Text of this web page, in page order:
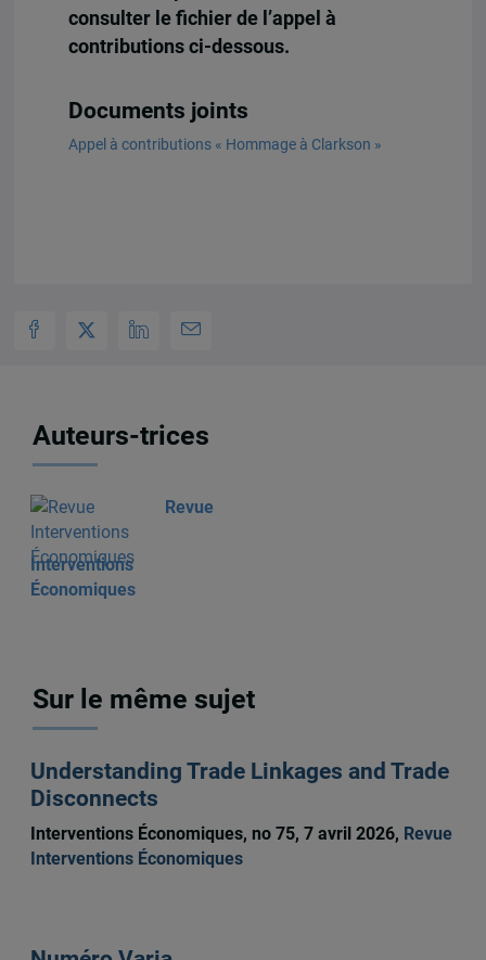
consulter le fichier de l’appel à
contributions ci-dessous.
Documents joints
Appel à contributions « Hommage à Clarkson »
Auteurs-trices
Revue
Interventions
Économiques
Sur le même sujet
Understanding Trade Linkages and Trade
Disconnects
Interventions Économiques, no 75, 7 avril 2026, Revue
Interventions Économiques